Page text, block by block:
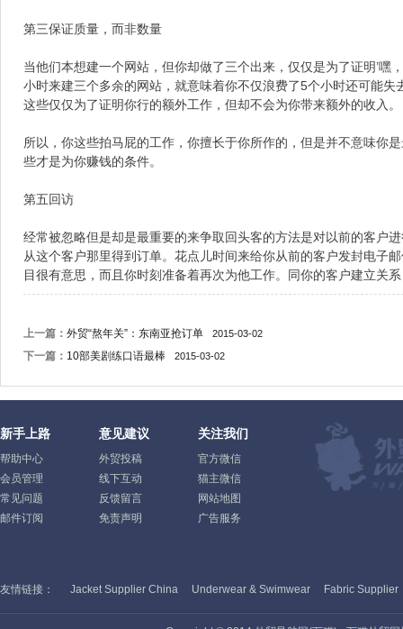
第三保证质量，而非数量
当他们本想建一个网站，但你却做了三个出来，仅仅是为了证明 ’嘿
小时来建三个多余的网站，就意味着你不仅浪费了5个小时还可能失
这些仅仅为了证明你行的额外工作，但却不会为你带来额外的收入。
所以，你这些拍马屁的工作，你擅长于你所作的，但是并不意味你
些才是为你赚钱的条件。
第五 回访
经常被忽略但是却是最重要的来争取回头客的方法是对以前的客户
从这个客户那里得到订单。花点儿时间来给你从前的客户发封电子
目很有意思，而且你时刻准备着再次为他工作。同你的客户建立关
上一篇： 外贸“熬年关”：东南亚抢订单 2015-03-02
下一篇： 10部美剧练口语最棒 2015-03-02
新手上路
帮助中心
会员管理
常见问题
邮件订阅
意见建议
外贸投稿
线下互动
反馈留言
免责声明
关注我们
官方微信
猫主微信
网站地图
广告服务
友情链接： Jacket Supplier China Underwear & Swimwear Fabric Supplier